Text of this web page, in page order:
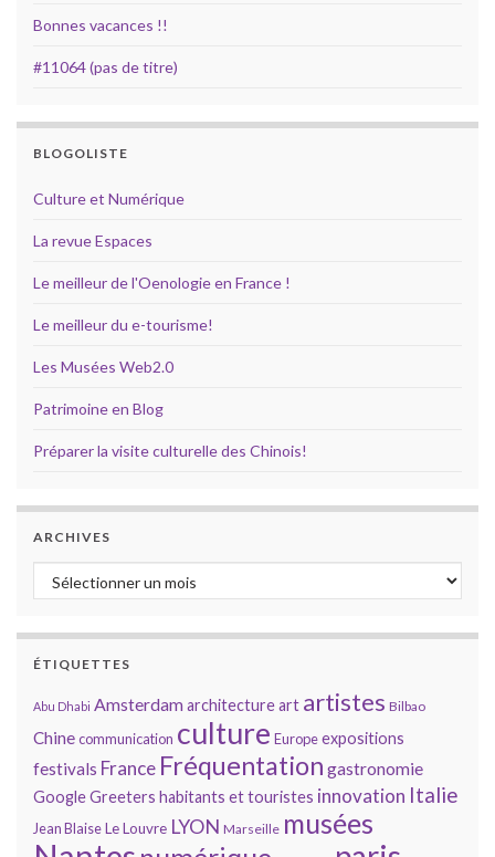
Bonnes vacances !!
#11064 (pas de titre)
BLOGOLISTE
Culture et Numérique
La revue Espaces
Le meilleur de l'Oenologie en France !
Le meilleur du e-tourisme!
Les Musées Web2.0
Patrimoine en Blog
Préparer la visite culturelle des Chinois!
ARCHIVES
Archives
ÉTIQUETTES
Abu Dhabi Amsterdamarchitectureart artistes Bilbao
Chinecommunication culture Europeexpositions
festivals France Fréquentation gastronomie
GoogleGreeters habitants et touristes innovation Italie
Jean BlaiseLe Louvre LYON Marseille musées